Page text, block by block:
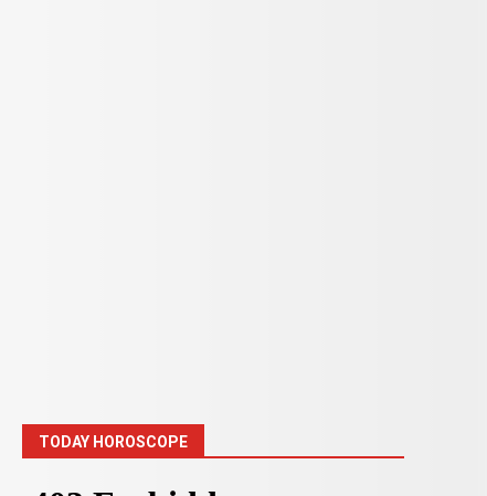
TODAY HOROSCOPE